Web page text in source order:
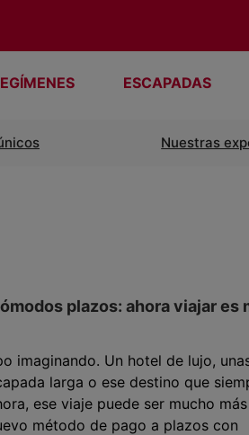
ESCAPADAS
Nuestras
plazos: ahora viajar es
imaginando. Un hotel de lujo,
larga o ese destino que
ese viaje puede ser mucho más
método de pago a plazos con